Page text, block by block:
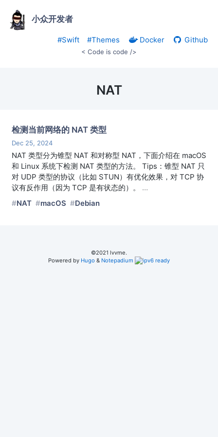
小众开发者
#Swift #Themes Docker Github
< Code is code />
NAT
检测当前网络的 NAT 类型
Dec 25, 2024
NAT 类型分为锥型 NAT 和对称型 NAT，下面介绍在 macOS
和 Linux 系统下检测 NAT 类型的方法。 Tips：锥型 NAT 只
对 UDP 类型的协议（比如 STUN）有优化效果，对 TCP 协
议有反作用（因为 TCP 是有状态的）。 …
NAT
macOS Debian
©2021 lvvme.
Powered by Hugo & Notepadium